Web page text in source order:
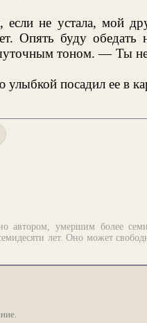
не устала, мой
Опять буду
тоном. — Ты
посадил ее в
автором, умершим более
лет. Оно может